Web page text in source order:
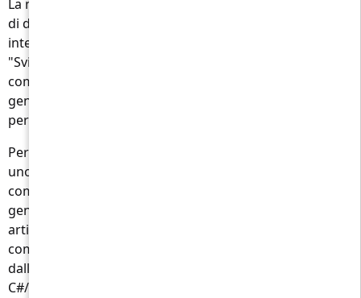
La nostra app per interviste ti fornirà un'ampia gamma
di domande per migliorare la tua preparazione per
interviste reali in C#/.Net. Inserisci semplicemente
"Sviluppatore C#/.Net" (aggiungi dettagli se necessario)
come posizione desiderata e l'intelligenza artificiale
genererà un elenco di domande di colloquio pertinenti
per la posizione specificata.
Per i responsabili delle risorse umane questa app sarà
uno strumento versatile per creare script di interviste
completi per gli sviluppatori C#/.Net. Il nostro
generatore di domande basato sull'intelligenza
artificiale ti assicura di tenere conto di tutte le
competenze necessarie di un moderno specialista IT,
dalle competenze specifiche di programmazione
C#/.Net alle caratteristiche comportamentali.